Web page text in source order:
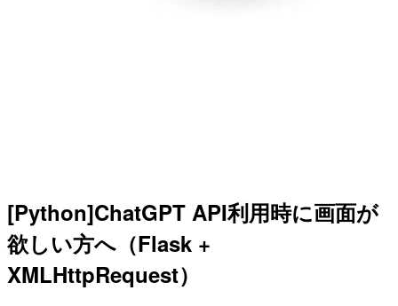
[Python]ChatGPT API利用時に画面が
欲しい方へ（Flask +
XMLHttpRequest）